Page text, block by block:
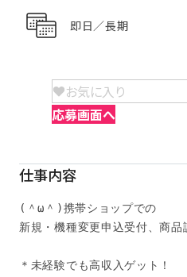
即日／長期
お気に入り
応募画面へ
仕事内容
(＾ω＾)携帯ショップでの
新規・機種変更申込受付、商品
＊未経験でも高収入ゲット！